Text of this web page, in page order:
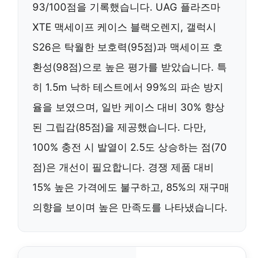
93/100점을 기록했습니다. UAG 플라즈마
XTE 맥세이프 케이스 블랙오렌지, 갤럭시
S26은 탁월한 보호력(95점)과 맥세이프 호
환성(98점)으로 높은 평가를 받았습니다. 특
히 1.5m 낙하 테스트에서 99%의 파손 방지
율을 보였으며, 일반 케이스 대비 30% 향상
된 그립감(85점)을 제공했습니다. 다만,
100% 충전 시 발열이 2.5도 상승하는 점(70
점)은 개선이 필요합니다. 경쟁 제품 대비
15% 높은 가격에도 불구하고, 85%의 재구매
의향을 보이며 높은 만족도를 나타냈습니다.